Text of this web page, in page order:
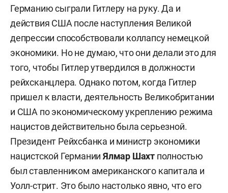
Германию сыграли Гитлеру на руку. Да и
действия США после наступления Великой
депрессии способствовали коллапсу немецкой
экономики. Но не думаю, что они делали это для
того, чтобы Гитлер утвердился в должности
рейхсканцлера. Однако потом, когда Гитлер
пришел к власти, деятельность Великобритании
и США по экономическому укреплению режима
нацистов действительно была серьезной.
Президент Рейхсбанка и министр экономики
нацистской ГерманииЯлмар Шахт полностью
был ставленником американского капитала и
Уолл-стрит. Это было настолько явно, что его